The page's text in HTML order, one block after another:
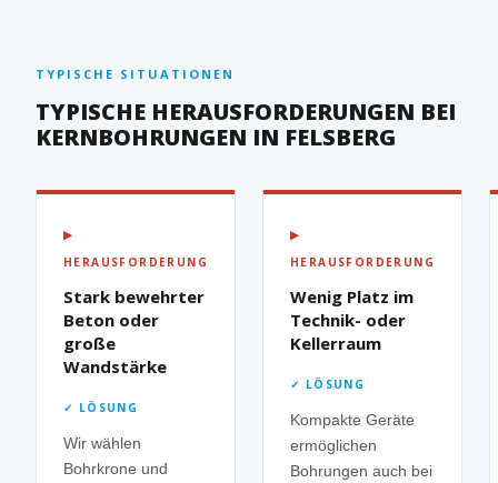
TYPISCHE SITUATIONEN
TYPISCHE HERAUSFORDERUNGEN BEI
KERNBOHRUNGEN IN FELSBERG
▶
HERAUSFORDERUNG
Stark bewehrter
Beton oder
große
Wandstärke
✓ LÖSUNG
Wir wählen
Bohrkrone und
▶
HERAUSFORDERUNG
Wenig Platz im
Technik- oder
Kellerraum
✓ LÖSUNG
Kompakte Geräte
ermöglichen
Bohrungen auch bei